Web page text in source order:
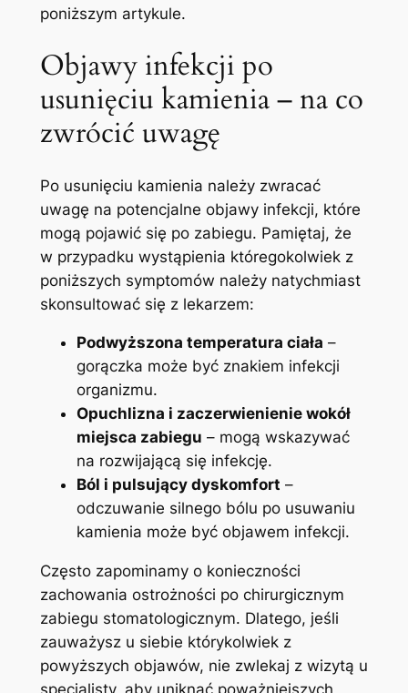
poniższym artykule.
Objawy infekcji po
usunięciu kamienia – na co
zwrócić uwagę
Po usunięciu kamienia należy zwracać
uwagę na potencjalne objawy infekcji, które
mogą pojawić się po zabiegu. Pamiętaj, że
w przypadku wystąpienia któregokolwiek z
poniższych symptomów należy natychmiast
skonsultować się z lekarzem:
Podwyższona temperatura ciała –
gorączka może być znakiem infekcji
organizmu.
Opuchlizna i zaczerwienienie wokół
miejsca zabiegu – mogą wskazywać
na rozwijającą się infekcję.
Ból i pulsujący dyskomfort –
odczuwanie silnego bólu po usuwaniu
kamienia może być objawem infekcji.
Często zapominamy o konieczności
zachowania ostrożności po chirurgicznym
zabiegu stomatologicznym. Dlatego, jeśli
zauważysz u siebie którykolwiek z
powyższych objawów, nie zwlekaj z wizytą u